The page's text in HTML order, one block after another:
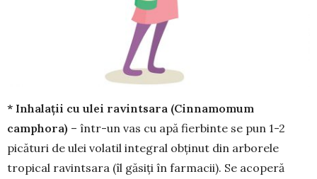
* Inhalații cu ulei ravintsara (Cinnamo­mum
camphora) – într-un vas cu apă fierbinte se pun 1-2
picături de ulei volatil integral obținut din arborele
tropical ravintsara (îl găsiți în farmacii). Se acoperă